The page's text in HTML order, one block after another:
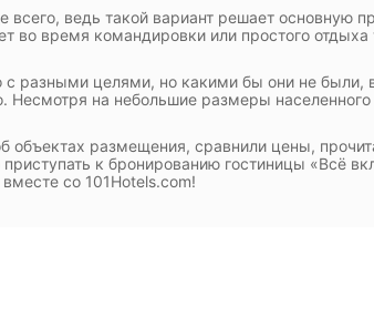
ведь такой вариант решает основную
во время командировки или простого отдыха
разными целями, но какими бы они не были,
Несмотря на небольшие размеры
объектах размещения, сравнили цены,
к бронированию гостиницы «Всё
со 101Hotels.com!